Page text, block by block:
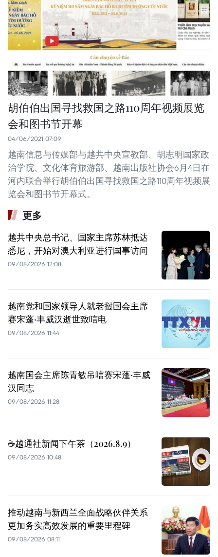
胡伯伯出国寻找救国之路110周年视频展览
会和图书节开幕
04/06/2021 07:09
越南信息与传媒部与越共中央宣教部、胡志明国家政
治学院、文化体育旅游部、越南出版社协会6月4日在
河内联合举行胡伯伯出国寻找救国之路110周年视频展
览会和图书节开幕式。
更多
越共中央总书记、国家主席苏林抵达
悉尼，开始对澳大利亚进行国事访问
09/08/2026 12:08
越南党和国家领导人就老挝国会主席
赛宋蓬·丰威汉逝世致唁电
09/08/2026 11:44
越南国会主席陈青敏吊唁赛宋蓬·丰威
汉同志
09/08/2026 11:28
☕️越通社新闻下午茶（2026.8.9）
09/08/2026 10:48
推动越南与新西兰全面战略伙伴关系
更加务实高效发展的重要里程碑
09/08/2026 08:11